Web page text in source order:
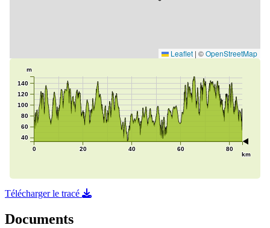
Télécharger le tracé
Documents